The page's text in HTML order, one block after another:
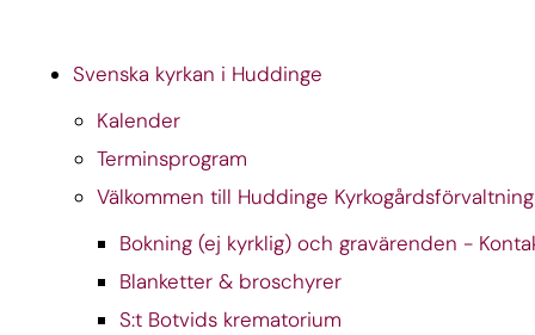
Svenska kyrkan i Huddinge
Kalender
Terminsprogram
Välkommen till Huddinge Kyrkogårdsförvaltning
Bokning (ej kyrklig) och gravärenden -
Blanketter & broschyrer
S:t Botvids krematorium